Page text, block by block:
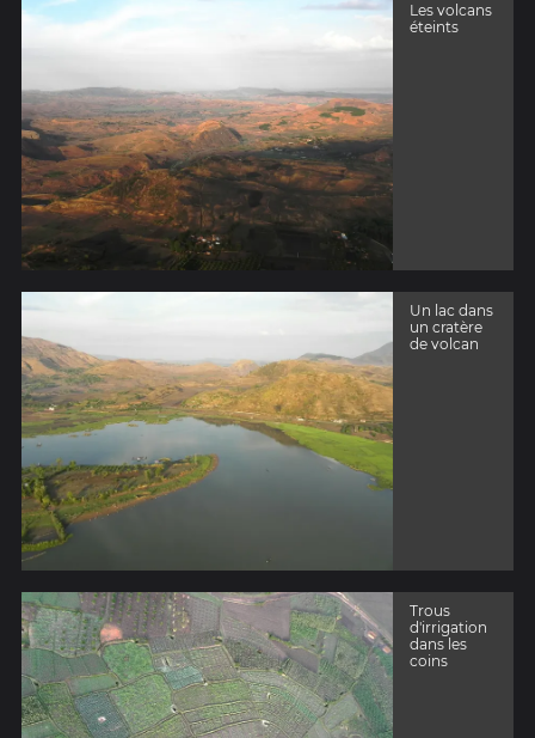
Les volcans
éteints
Un lac dans
un cratère
de volcan
Trous
d'irrigation
dans les
coins